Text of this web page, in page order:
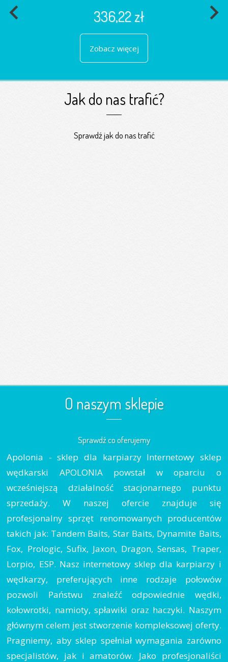
336,22 zł
Zobacz więcej
navigate_before navigate_next
Jak do nas trafić?
Sprawdź jak do nas trafić
O naszym sklepie
Sprawdź co oferujemy
Apolonia - sklep dla karpiarzy Internetowy sklep
wędkarski APOLONIA powstał w oparciu o
wcześniejszą działalność stacjonarnego punktu
sprzedaży. W naszej ofercie znajduje się
profesjonalny sprzęt renomowanych producentów
takich jak: Tandem Baits, Star Baits, Dynamite Baits,
Fox, Prologic, Sufix, Jaxon, Dragon, Sensas, Traper,
Lorpio, ESP. Nasz internetowy sklep dla karpiarzy i
wędkarzy, preferujących inne rodzaje połowów
pozwoli Państwu znaleźć odpowiednie wędki,
kołowrotki, namioty, spławiki oraz haczyki. Naszym
głównym celem jest stworzenie kompleksowej oferty.
Pragniemy, aby sklep spełniał wymagania zarówno
specjalistów, jak i amatorów. Jako profesjonaliści